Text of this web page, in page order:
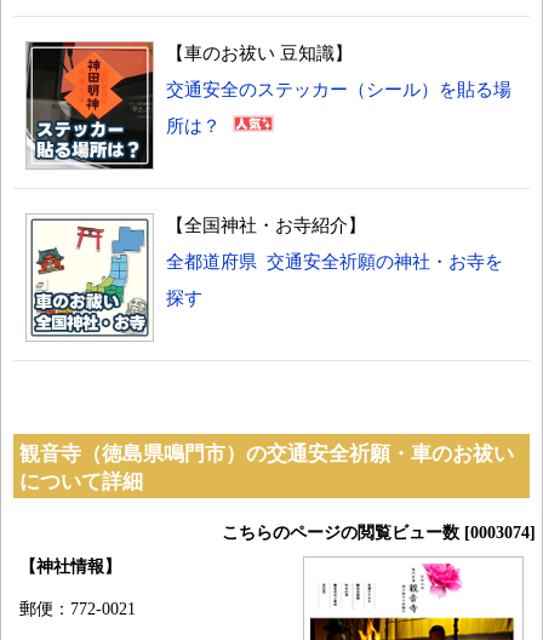
【車のお祓い 豆知識】
交通安全のステッカー（シール）を貼る場
所は？
【全国神社・お寺紹介】
全都道府県 交通安全祈願の神社・お寺を
探す
観音寺（徳島県鳴門市）の交通安全祈願・車のお祓い
について詳細
こちらのページの閲覧ビュー数 [0003074]
【神社情報】
郵便：772-0021